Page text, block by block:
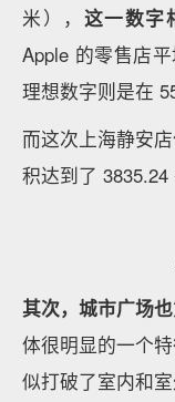
Apple 零
业内还有一个说